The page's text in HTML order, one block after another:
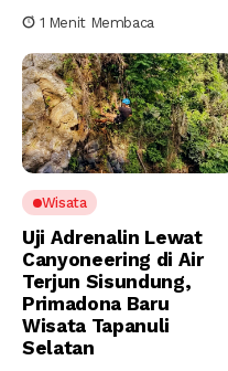
1 Menit Membaca
Wisata
Uji Adrenalin Lewat
Canyoneering di Air
Terjun Sisundung,
Primadona Baru
Wisata Tapanuli
Selatan